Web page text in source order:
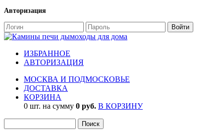
Авторизация
ИЗБРАННОЕ
АВТОРИЗАЦИЯ
МОСКВА И ПОДМОСКОВЬЕ
ДОСТАВКА
КОРЗИНА
0 шт. на сумму 0 руб. В КОРЗИНУ